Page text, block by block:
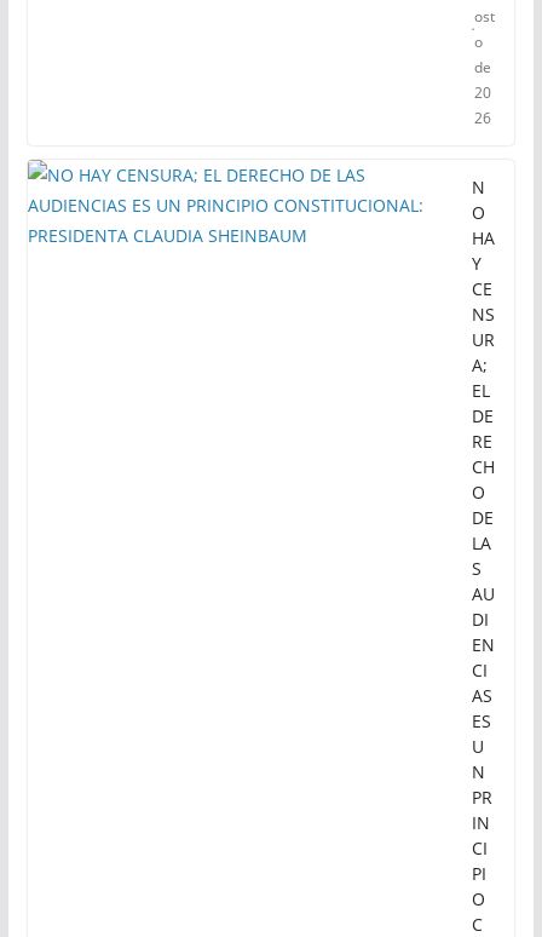
ost
o
de
20
26
N
O
HA
Y
CE
NS
UR
A;
EL
DE
RE
CH
O
DE
LA
S
AU
DI
EN
CI
AS
ES
U
N
PR
IN
CI
PI
O
C